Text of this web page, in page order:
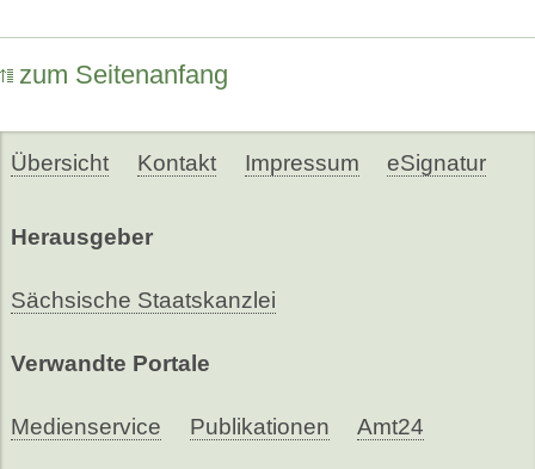
zum Seitenanfang
Übersicht Kontakt Impressum eSignatur
Herausgeber
Sächsische Staatskanzlei
Verwandte Portale
Medienservice Publikationen Amt24